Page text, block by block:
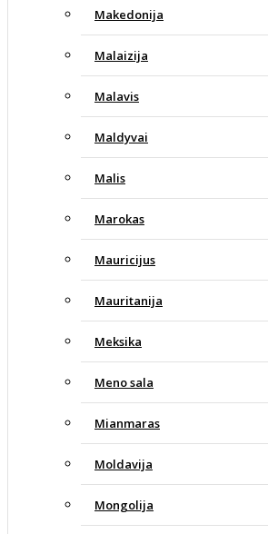
Makedonija
Malaizija
Malavis
Maldyvai
Malis
Marokas
Mauricijus
Mauritanija
Meksika
Meno sala
Mianmaras
Moldavija
Mongolija